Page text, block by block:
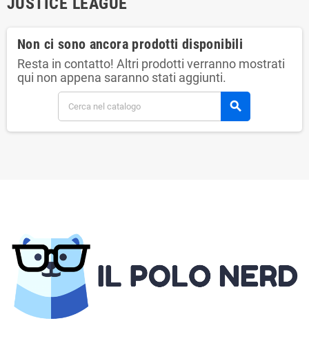
Non ci sono ancora prodotti disponibili
Resta in contatto! Altri prodotti verranno mostrati
qui non appena saranno stati aggiunti.
search